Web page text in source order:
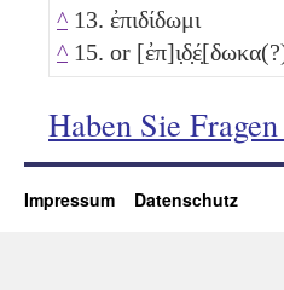
^ 13. ἐπιδίδωμι
^ 15. or
Haben Sie
Impressum Datenschutz